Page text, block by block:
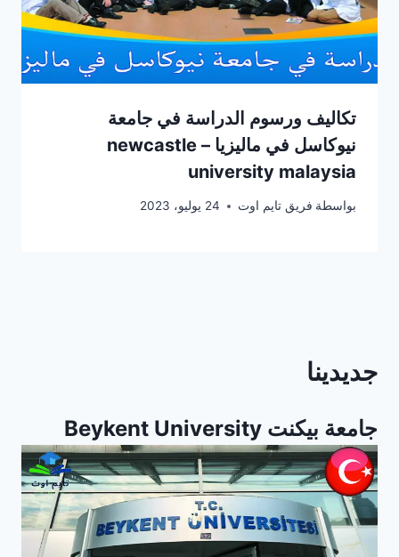
تكاليف ورسوم الدراسة في جامعة
نيوكاسل في ماليزيا – newcastle
university malaysia
بواسطة فريق تايم اوت 24 يوليو، 2023
جديدينا
جامعة بيكنت Beykent University